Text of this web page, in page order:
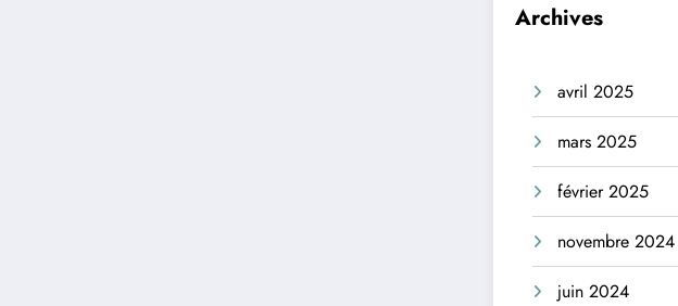
Archives
avril 2025
mars 2025
février 2025
novembre 2024
juin 2024